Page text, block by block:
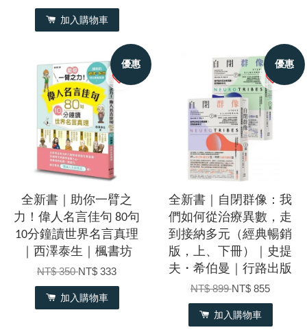
加入購物車
優惠
全新書｜助你一臂之
力！偉人名言佳句 80句
10分鐘讀世界名言真理
｜西澤泰生｜楓書坊
NT$ 350NT$ 333
加入購物車
優惠
全新書｜自閉群像：我
們如何從治療異數，走
到接納多元（經典暢銷
版，上、下冊）｜史提
夫・希伯曼｜行路出版
NT$ 899NT$ 855
加入購物車